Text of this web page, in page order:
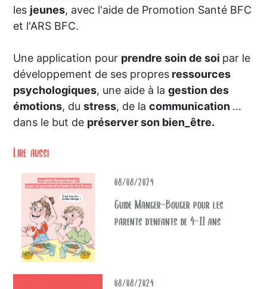
les jeunes, avec l'aide de Promotion Santé BFC
et l'ARS BFC.
Une application pour prendre soin de soi par le
développement de ses propres ressources
psychologiques, une aide à lagestion des
émotions, dustress, de lacommunication ...
dans le but de préserver son bien_être.
Lire aussi
08/08/2024
Guide Manger-Bouger pour les
parents d'enfants de 4-11 ans
08/08/2024